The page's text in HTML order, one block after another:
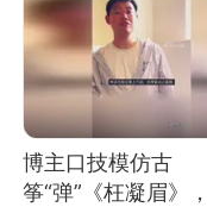
博主口技模仿古
筝“弹”《枉凝眉》